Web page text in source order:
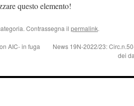
questo elemento!
Contrassegna il permalink.
AIC- in fuga
News 19N-2022/23:
dei